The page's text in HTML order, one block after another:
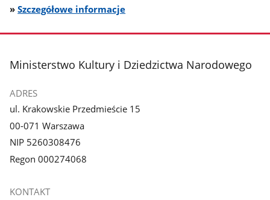
»Szczegółowe informacje
stopka
Ministerstwo Kultury i Dziedzictwa Narodowego
ADRES
ul. Krakowskie Przedmieście 15
00-071 Warszawa
NIP 5260308476
Regon 000274068
KONTAKT